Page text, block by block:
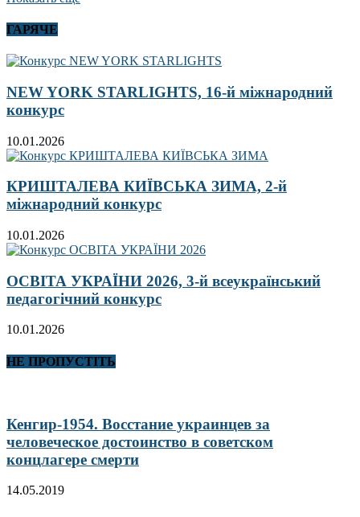
ГАРЯЧЕ
NEW YORK STARLIGHTS, 16-й міжнародний
конкурс
10.01.2026
КРИШТАЛЕВА КИЇВСЬКА ЗИМА, 2-й
міжнародний конкурс
10.01.2026
ОСВІТА УКРАЇНИ 2026, 3-й всеукраїнський
педагогічний конкурс
10.01.2026
НЕ ПРОПУСТІТЬ
Кенгир-1954. Восстание украинцев за
человеческое достоинство в советском
концлагере смерти
14.05.2019